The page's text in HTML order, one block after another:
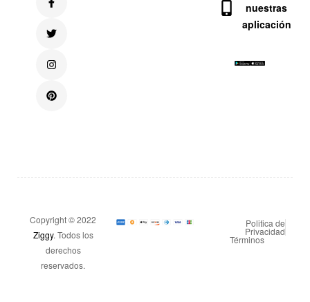
nuestras
aplicación
Copyright © 2022
Ziggy. Todos los
derechos
reservados.
Politica de
Privacidad
Términos